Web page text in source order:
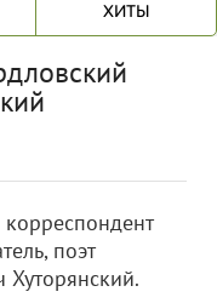
ХИТЫ
поэт
Хуторянский.